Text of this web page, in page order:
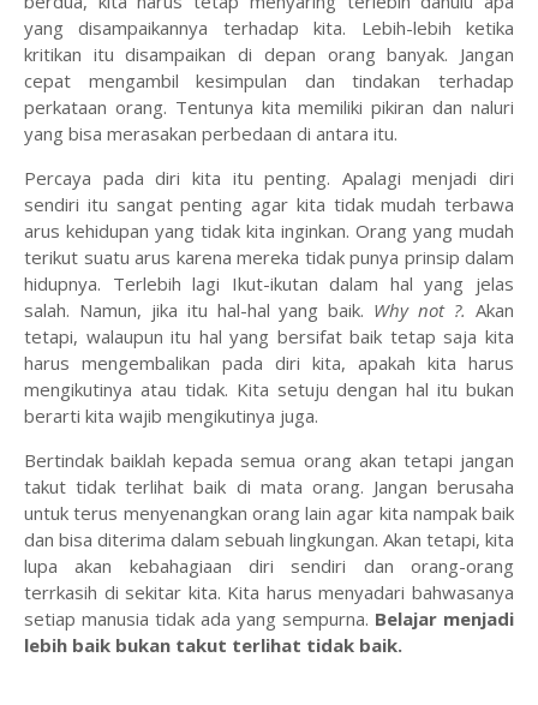
yang disampaikannya terhadap kita. Lebih-lebih ketika
kritikan itu disampaikan di depan orang banyak. Jangan
cepat mengambil kesimpulan dan tindakan terhadap
perkataan orang. Tentunya kita memiliki pikiran dan naluri
yang bisa merasakan perbedaan di antara itu.
Percaya pada diri kita itu penting. Apalagi menjadi diri
sendiri itu sangat penting agar kita tidak mudah terbawa
arus kehidupan yang tidak kita inginkan. Orang yang mudah
terikut suatu arus karena mereka tidak punya prinsip dalam
hidupnya. Terlebih lagi Ikut-ikutan dalam hal yang jelas
salah. Namun, jika itu hal-hal yang baik. Why not ?. Akan
tetapi, walaupun itu hal yang bersifat baik tetap saja kita
harus mengembalikan pada diri kita, apakah kita harus
mengikutinya atau tidak. Kita setuju dengan hal itu bukan
berarti kita wajib mengikutinya juga.
Bertindak baiklah kepada semua orang akan tetapi jangan
takut tidak terlihat baik di mata orang. Jangan berusaha
untuk terus menyenangkan orang lain agar kita nampak baik
dan bisa diterima dalam sebuah lingkungan. Akan tetapi, kita
lupa akan kebahagiaan diri sendiri dan orang-orang
terrkasih di sekitar kita. Kita harus menyadari bahwasanya
setiap manusia tidak ada yang sempurna. Belajar menjadi
lebih baik bukan takut terlihat tidak baik.